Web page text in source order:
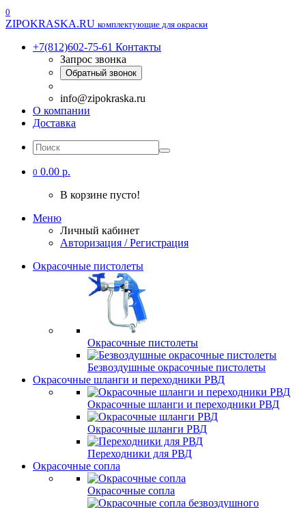
0
ZIPOKRASKA.RU комплектующие для окраски
+7(812)602-75-61 Контакты
Запрос звонка
Обратный звонок
info@zipokraska.ru
О компании
Доставка
0 0.00 р.
В корзине пусто!
Меню
Личный кабинет
Авторизация / Регистрация
Окрасочные пистолеты
Окрасочные пистолеты
Безвоздушные окрасочные пистолеты
Окрасочные шланги и переходники РВД
Окрасочные шланги и переходники РВД
Окрасочные шланги РВД
Переходники для РВД
Окрасочные сопла
Окрасочные сопла